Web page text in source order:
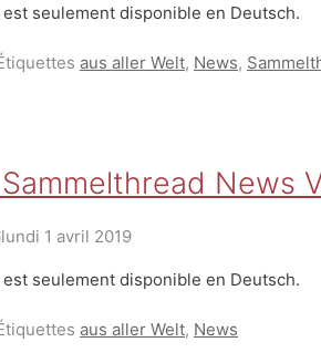
seulement disponible en Deutsch.
aus aller Welt, News,
News
lundi 1 avril 2019
seulement disponible en Deutsch.
aus aller Welt, News